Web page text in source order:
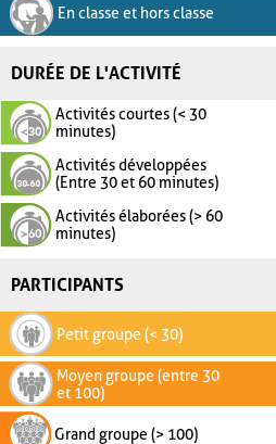
En classe et hors classe
DURÉE DE L'ACTIVITÉ
Activités courtes (< 30
minutes)
Activités développées
(Entre 30 et 60 minutes)
Activités élaborées (> 60
minutes)
PARTICIPANTS
Petit groupe (< 30)
Moyen groupe (entre 30
et 100)
Grand groupe (> 100)